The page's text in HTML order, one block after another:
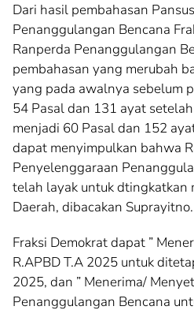
Dari hasil pembahasan
Penanggulangan Bencana
Ranperda Penanggulangan
pembahasan yang merubah
yang pada awalnya sebelum
54 Pasal dan 131 ayat
menjadi 60 Pasal dan 152
dapat menyimpulkan bahwa
Penyelenggaraan
telah layak untuk dtingkatkan
Daerah, dibacakan Suprayitno.
Fraksi Demokrat dapat ”
R.APBD T.A 2025 untuk
2025, dan ” Menerima/
Penanggulangan Bencana